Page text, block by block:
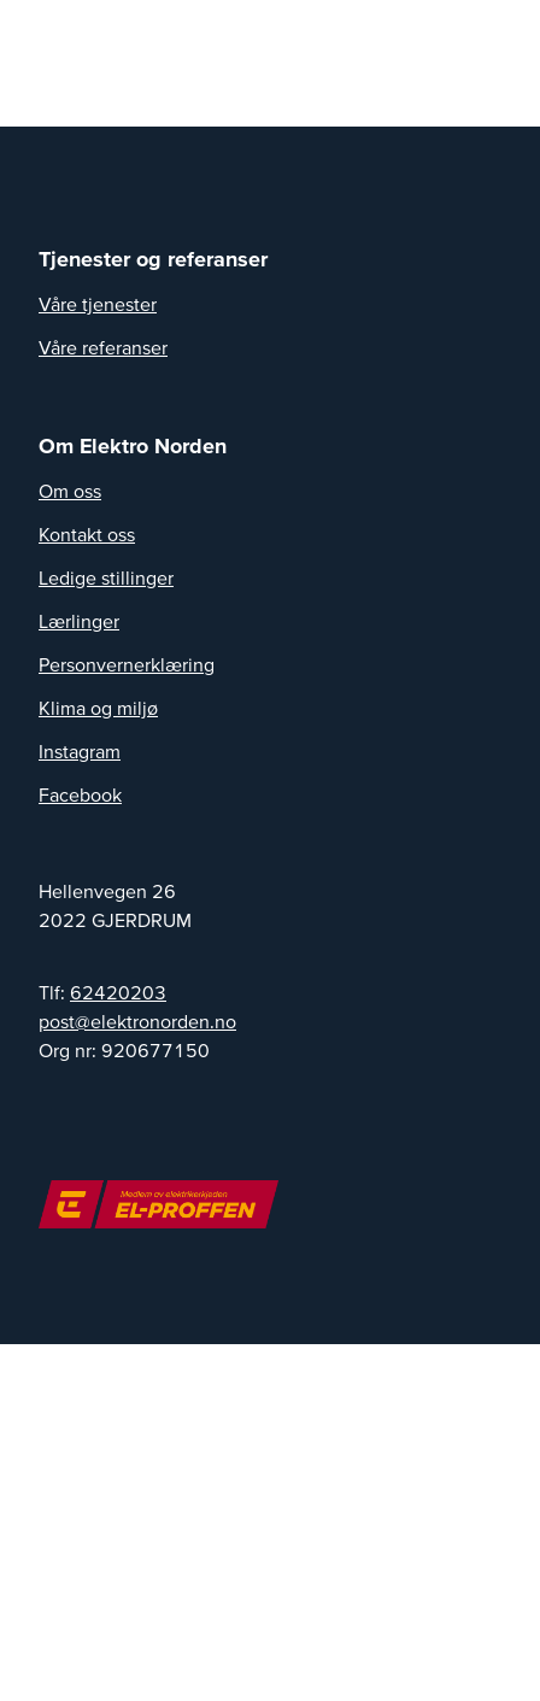
Hellenvegen 26
2022 GJERDRUM
Tlf: 62420203
on.nedronortkele@tsop
Org nr: 920677150
Tjenester og referanser
Våre tjenester
Våre referanser
Om Elektro Norden
Om oss
Kontakt oss
Ledige stillinger
Lærlinger
Personvernerklæring
Klima og miljø
Instagram
Facebook